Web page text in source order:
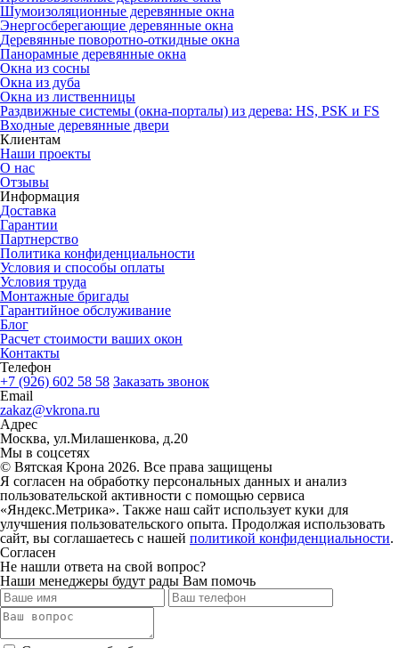
Шумоизоляционные деревянные окна
Энергосберегающие деревянные окна
Деревянные поворотно-откидные окна
Панорамные деревянные окна
Окна из сосны
Окна из дуба
Окна из лиственницы
Раздвижные системы (окна-порталы) из дерева: HS, PSK и FS
Входные деревянные двери
Клиентам
Наши проекты
О нас
Отзывы
Информация
Доставка
Гарантии
Партнерство
Политика конфиденциальности
Условия и способы оплаты
Условия труда
Монтажные бригады
Гарантийное обслуживание
Блог
Расчет стоимости ваших окон
Контакты
Телефон
+7 (926) 602 58 58 Заказать звонок
Email
zakaz@vkrona.ru
Адрес
Москва, ул.Милашенкова, д.20
Мы в соцсетях
© Вятская Крона 2026. Все права защищены
Я согласен на обработку персональных данных и анализ
пользовательской активности с помощью сервиса
«Яндекс.Метрика». Также наш сайт использует куки для
улучшения пользовательского опыта. Продолжая использовать
сайт, вы соглашаетесь с нашей политикой конфиденциальности.
Согласен
Не нашли ответа на свой вопрос?
Наши менеджеры будут рады Вам помочь